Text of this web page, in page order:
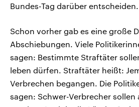
Bundes-Tag darüber entscheiden.
Schon vorher gab es eine große
Abschiebungen. Viele
sagen: Bestimmte Straftäter
leben dürfen. Straftäter heißt:
Verbrechen begangen. Die
sagen: Schwer-Verbrecher sollen